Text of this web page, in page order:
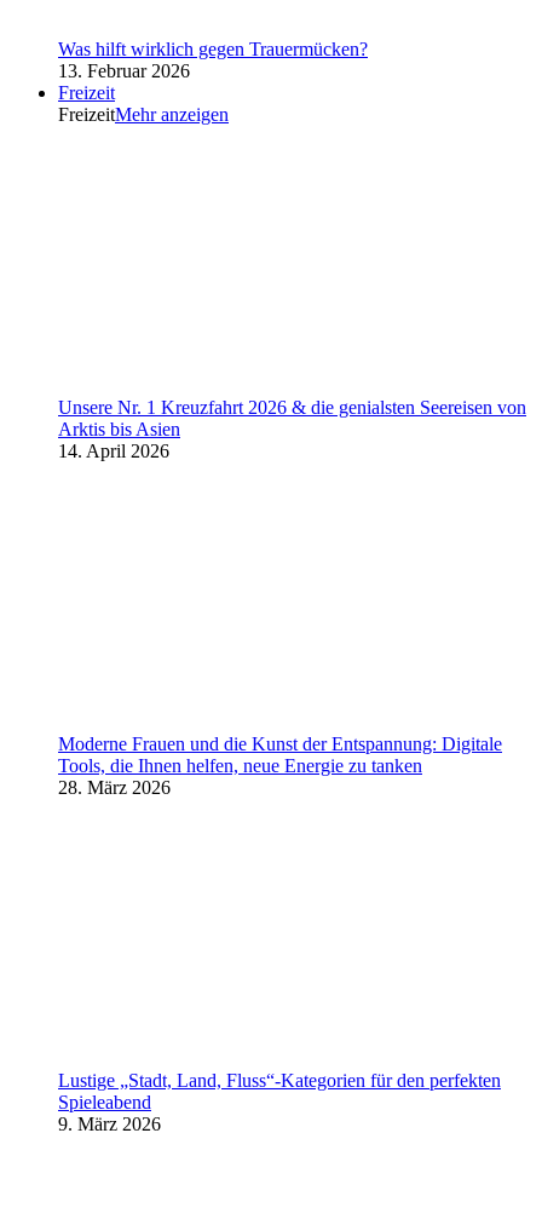
Was hilft wirklich gegen Trauermücken?
13. Februar 2026
Freizeit
FreizeitMehr anzeigen
Unsere Nr. 1 Kreuzfahrt 2026 & die genialsten Seereisen von
Arktis bis Asien
14. April 2026
Moderne Frauen und die Kunst der Entspannung: Digitale
Tools, die Ihnen helfen, neue Energie zu tanken
28. März 2026
Lustige „Stadt, Land, Fluss“-Kategorien für den perfekten
Spieleabend
9. März 2026